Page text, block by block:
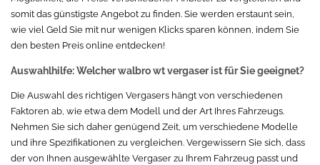
somit das günstigste Angebot zu finden. Sie werden erstaunt sein,
wie viel Geld Sie mit nur wenigen Klicks sparen können, indem Sie
den besten Preis online entdecken!
Auswahlhilfe: Welcher walbro wt vergaser ist für Sie geeignet?
Die Auswahl des richtigen Vergasers hängt von verschiedenen
Faktoren ab, wie etwa dem Modell und der Art Ihres Fahrzeugs.
Nehmen Sie sich daher genügend Zeit, um verschiedene Modelle
und ihre Spezifikationen zu vergleichen. Vergewissern Sie sich, dass
der von Ihnen ausgewählte Vergaser zu Ihrem Fahrzeug passt und